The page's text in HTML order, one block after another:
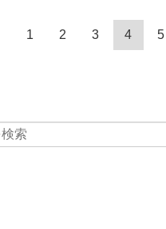
1 2 3 4 5